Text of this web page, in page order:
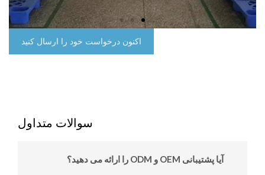
اکنون درخواست خود را ارسال کنید
سوالات متداول
آیا پشتیبانی OEM و ODM را ارائه می دهید؟